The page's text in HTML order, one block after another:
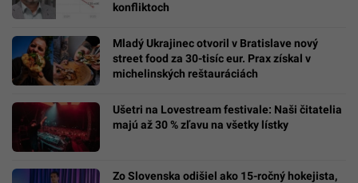
konfliktoch
Mladý Ukrajinec otvoril v Bratislave nový
street food za 30-tisíc eur. Prax získal v
michelinských reštauráciách
Ušetri na Lovestream festivale: Naši čitatelia
majú až 30 % zľavu na všetky lístky
Zo Slovenska odišiel ako 15-ročný hokejista,